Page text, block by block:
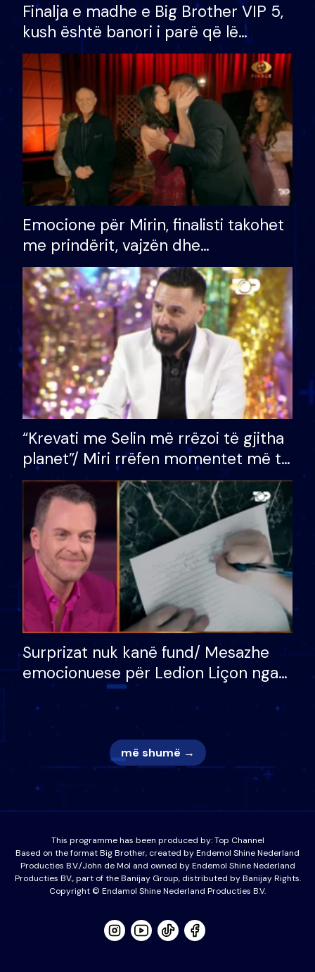
Finalja e madhe e Big Brother VIP 5,
kush është banori i parë që lë
shtëpinë dhe humb mundësinë për
të fituar çmimin e madh
Emocione për Mirin, finalisti takohet
me prindërit, vajzën dhe
bashkëshorten: S’kemi ndonjë letër
divorci apo jo?
“Krevati me Selin më rrëzoi të gjitha
planet”/ Miri rrëfen momentet më të
bukura në shtëpinë e BB VIP: Do më
mungojë zilja e mëngjesit kur…
Surprizat nuk kanë fund/ Mesazhe
emocionuese për Ledion Liçon nga
nëna dhe fëmijët e tij, moderatori
nuk i mban dot lotët: Nuk meritoj…
më shumë →
This programme has been produced by:Top Channel
Based on the format Big Brother, created by Endemol Shine Nederland
Producties B.V./John de Mol and owned by Endemol Shine Nederland
Producties BV., part of the Banijay Group, distributed by Banijay Rights.
Copyright © Endamol Shine Nederland Producties B.V.